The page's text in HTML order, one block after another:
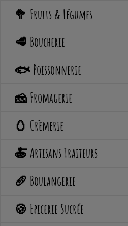
🥦 Fruits & Légumes
🥩 Boucherie
🐟 Poissonnerie
🧀 Fromagerie
🥚 Crèmerie
🍝 Artisans Traiteurs
🥖 Boulangerie
🍪 Epicerie Sucrée